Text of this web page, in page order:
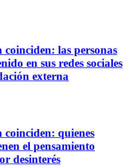
coinciden: las personas
en sus redes sociales
externa
coinciden: quienes
el pensamiento
desinterés